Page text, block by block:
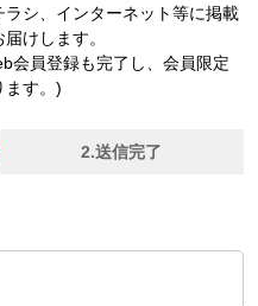
シ、インターネット等に掲載
けします。
会員登録も完了し、会員限定
ます。)
2.送信完了